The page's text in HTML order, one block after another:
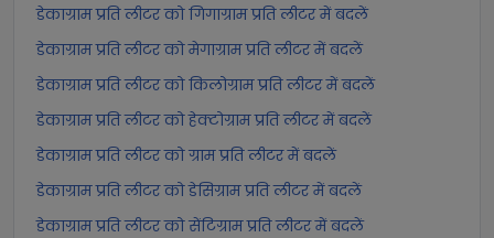
डेकाग्राम प्रति लीटर को गिगाग्राम प्रति लीटर में बदलें
डेकाग्राम प्रति लीटर को मेगाग्राम प्रति लीटर में बदलें
डेकाग्राम प्रति लीटर को किलोग्राम प्रति लीटर में बदलें
डेकाग्राम प्रति लीटर को हेक्टोग्राम प्रति लीटर में बदलें
डेकाग्राम प्रति लीटर को ग्राम प्रति लीटर में बदलें
डेकाग्राम प्रति लीटर को डेसिग्राम प्रति लीटर में बदलें
डेकाग्राम प्रति लीटर को सेंटिग्राम प्रति लीटर में बदलें